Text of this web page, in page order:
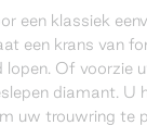
een klassiek
een krans van
lopen. Of voorzie
diamant. U
uw trouwring te